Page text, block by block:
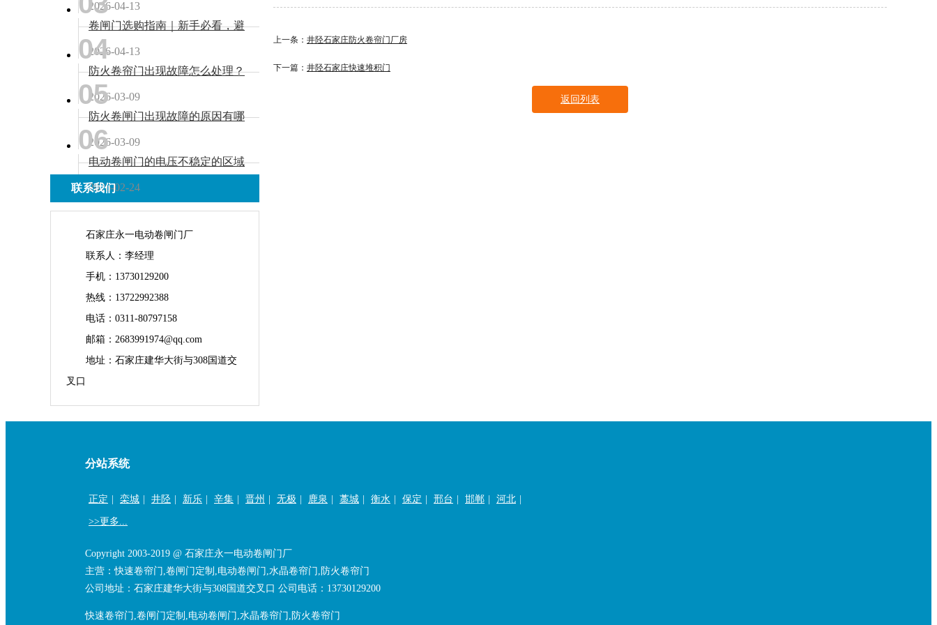
2026-04-13
卷闸门选购指南｜新手必看，避
开90%的坑
2026-04-13
04
防火卷帘门出现故障怎么处理？
2026-03-09
05
防火卷闸门出现故障的原因有哪
些？
2026-03-09
06
电动卷闸门的电压不稳定的区域
怎么解决？
2026-02-24
联系我们
石家庄永一电动卷闸门厂
联系人：李经理
手机：13730129200
热线：13722992388
电话：0311-80797158
邮箱：2683991974@qq.com
地址：石家庄建华大街与308国道交
叉口
上一条： 井陉石家庄防火卷帘门厂房
下一篇： 井陉石家庄快速堆积门
返回列表
分站系统
正定 | 栾城 | 井陉 | 新乐 | 辛集 | 晋州 | 无极 | 鹿泉 | 藁城 | 衡水 | 保定 | 邢台 | 邯郸 | 河北 |
>>更多...
Copyright 2003-2019 @ 石家庄永一电动卷闸门厂
主营：快速卷帘门,卷闸门定制,电动卷闸门,水晶卷帘门,防火卷帘门
公司地址：石家庄建华大街与308国道交叉口 公司电话：13730129200
快速卷帘门,卷闸门定制,电动卷闸门,水晶卷帘门,防火卷帘门